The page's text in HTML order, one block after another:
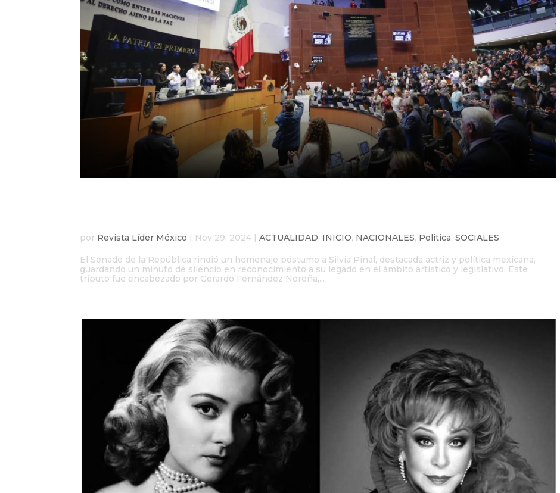
por Revista Líder México | Nov 29, 2024 |ACTUALIDAD, INICIO, NACIONALES, Politica,SOCIALES
El Senado de la República rindió un homenaje póstumo a Silvia Pinal, destacada actriz y política mexicana,
guardando un minuto de silencio en reconocimiento a su legado en el ámbito artístico y legislativo. Este
tributo fue encabezado por Gerardo Fernández Noroña,...